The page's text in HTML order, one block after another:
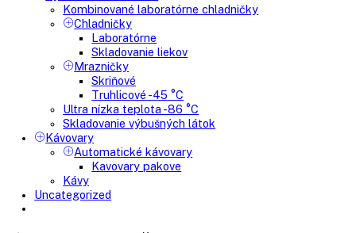
Humidory
Gastro
Gastro prevádzky
Kombinované chladničky
Chladničky
Nepresklenné dvere
Presklenné dvere
Mrazničky
Skriňové mrazničky
Nepresklenné dvere
Presklenné dvere